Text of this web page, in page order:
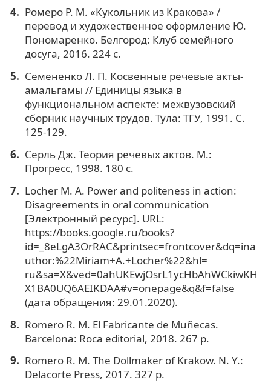
Ромеро Р. М. «Кукольник из Кракова» /
перевод и художественное оформление Ю.
Пономаренко. Белгород: Клуб семейного
досуга, 2016. 224 с.
Семененко Л. П. Косвенные речевые акты-
амальгамы // Единицы языка в
функциональном аспекте: межвузовский
сборник научных трудов. Тула: ТГУ, 1991. С.
125-129.
Серль Дж. Теория речевых актов. М.:
Прогресс, 1998. 180 с.
Locher M. A. Power and politeness in action:
Disagreements in oral communication
[Электронный ресурс]. URL:
https://books.google.ru/books?
id=_8eLgA3OrRAC&printsec=frontcover&dq=ina
uthor:%22Miriam+A.+Locher%22&hl=
ru&sa=X&ved=0ahUKEwjOsrL1ycHbAhWCkiwKH
X1BA0UQ6AEIKDAA#v=onepage&q&f=false
(дата обращения: 29.01.2020).
Romero R. M. El Fabricante de Muñecas.
Barcelona: Roca editorial, 2018. 267 р.
Romero R. M. The Dollmaker of Krakow. N. Y.:
Delacorte Press, 2017. 327 р.